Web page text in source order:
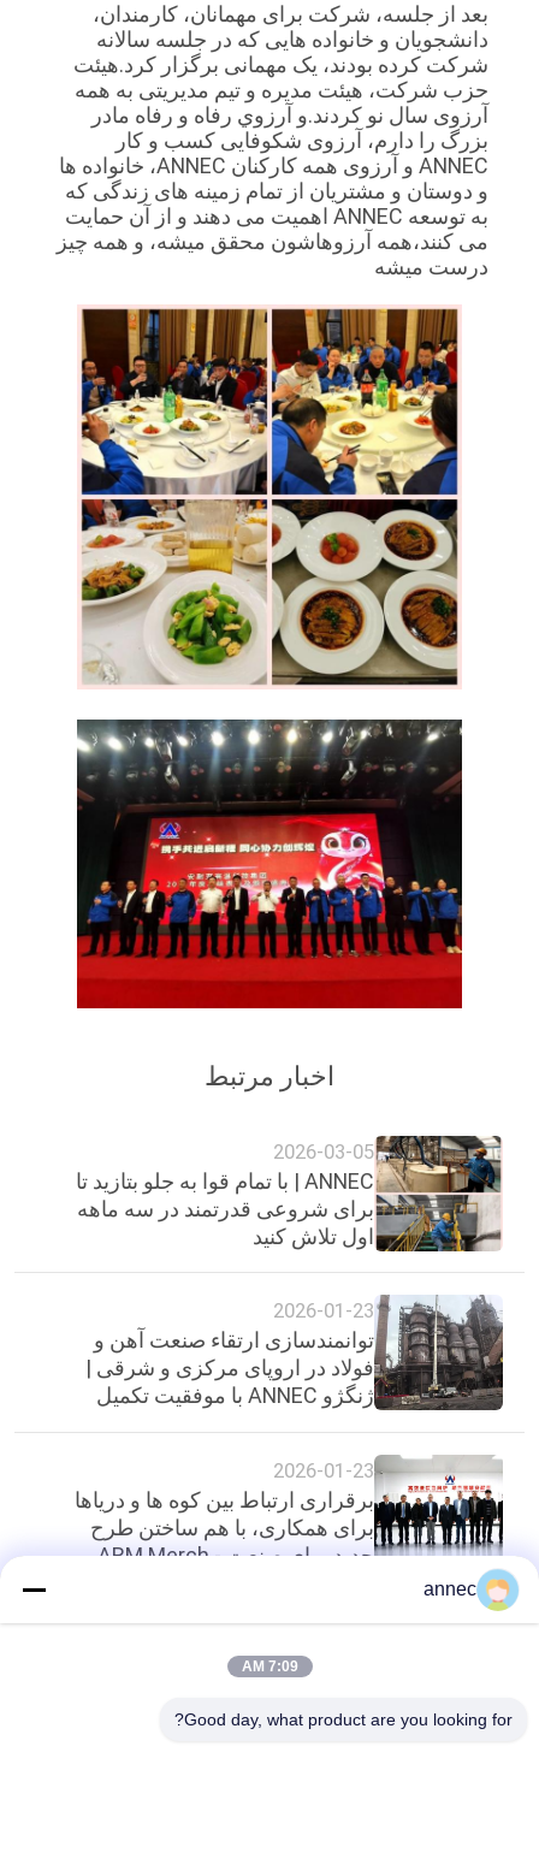
بعد از جلسه، شرکت برای مهمانان، کارمندان،
دانشجویان و خانواده هایی که در جلسه سالانه
شرکت کرده بودند، یک مهمانی برگزار کرد.هیئت
حزب شرکت، هیئت مدیره و تیم مدیریتی به همه
آرزوی سال نو کردند.و آرزوي رفاه و رفاه مادر
بزرگ را دارم، آرزوی شکوفایی کسب و کار
ANNEC و آرزوی همه کارکنان ANNEC، خانواده ها
و دوستان و مشتریان از تمام زمینه های زندگی که
به توسعه ANNEC اهمیت می دهند و از آن حمایت
می کنند،همه آرزوهاشون محقق ميشه، و همه چيز
درست ميشه
اخبار مرتبط
2026-03-05
ANNEC | با تمام قوا به جلو بتازید تا
برای شروعی قدرتمند در سه ماهه
اول تلاش کنید
2026-01-23
توانمندسازی ارتقاء صنعت آهن و
فولاد در اروپای مرکزی و شرقی |
ژنگژو ANNEC با موفقیت تکمیل
2026-01-23
برقراری ارتباط بین کوه ها و دریاها
برای همکاری، با هم ساختن طرح
جدید برای صنعت - ARM Merch
بالا
annec
7:09 AM
Good day, what product are you looking for?